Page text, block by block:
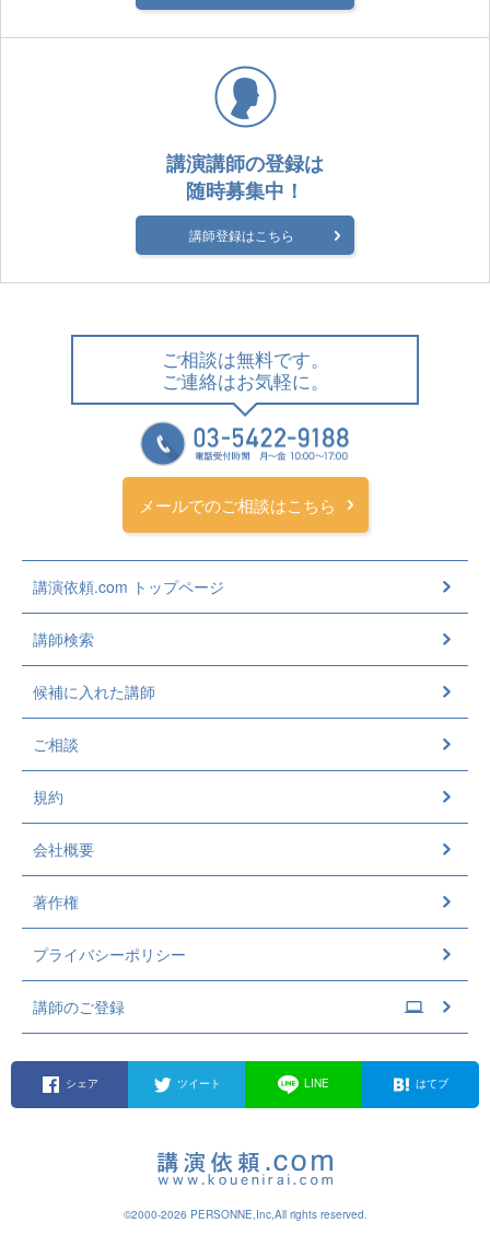
講演講師の登録は
随時募集中！
講師登録はこちら
ご相談は無料です。
ご連絡はお気軽に。
メールでのご相談はこちら
講演依頼.com トップページ
講師検索
候補に入れた講師
ご相談
規約
会社概要
著作権
プライバシーポリシー
講師のご登録
シェア ツイート LINE はてブ
©2000-2026 PERSONNE,Inc,All rights reserved.